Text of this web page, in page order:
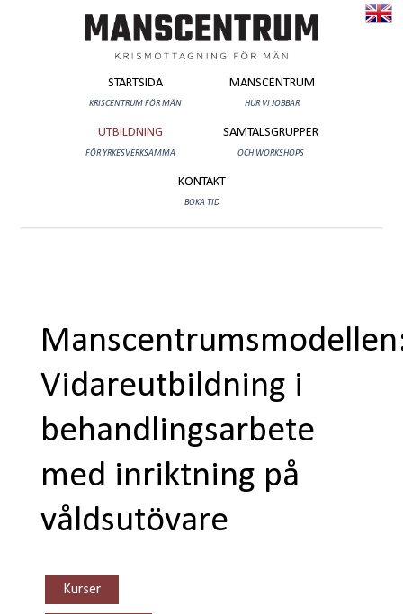
Manscentrum
STARTSIDA
KRISCENTRUM FÖR MÄN
MANSCENTRUM
HUR VI JOBBAR
UTBILDNING
FÖR YRKESVERKSAMMA
SAMTALSGRUPPER
OCH WORKSHOPS
KONTAKT
BOKA TID
Vidareutbildning i
behandlingsarbete
med inriktning på
våldsutövare
Kurser